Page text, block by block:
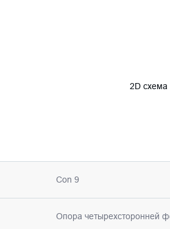
2D схема
Con 9
Опора четырехсторонней